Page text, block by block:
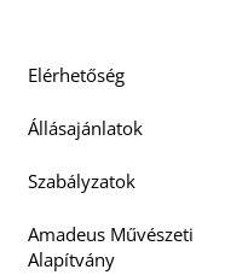
Elérhetőség
Állásajánlatok
Szabályzatok
Amadeus Művészeti
Alapítvány